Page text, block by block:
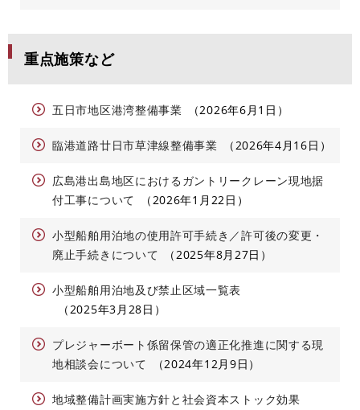
重点施策など
五日市地区港湾整備事業 2026年6月1日
臨港道路廿日市草津線整備事業 2026年4月16日
広島港出島地区におけるガントリークレーン現地据
付工事について
2026年1月22日
小型船舶用泊地の使用許可手続き／許可後の変更・
廃止手続きについて
2025年8月27日
小型船舶用泊地及び禁止区域一覧表
2025年3月28日
プレジャーボート係留保管の適正化推進に関する現
地相談会について
2024年12月9日
地域整備計画実施方針と社会資本ストック効果